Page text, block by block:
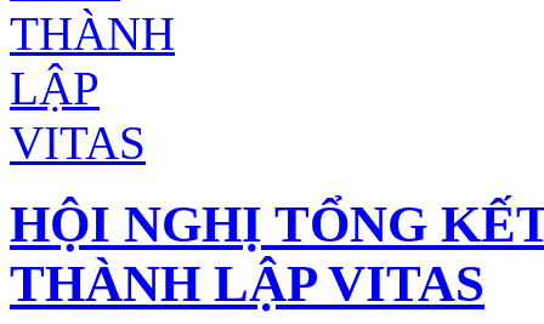
HỘI NGHỊ TỔNG
THÀNH LẬP VITAS